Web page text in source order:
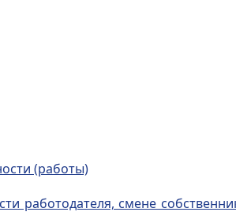
(работы)
работодателя, смене